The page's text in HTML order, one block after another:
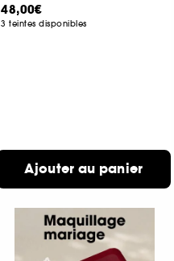
48,00€
3 teintes disponibles
Ajouter au panier